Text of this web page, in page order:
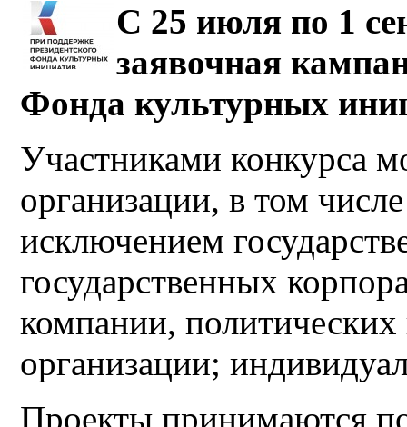
С 25 июля по 1
заявочная
Фонда культурных
Участниками конкурса
организации, в том
исключением
государственных
компании,
организации;
Проекты принимаются